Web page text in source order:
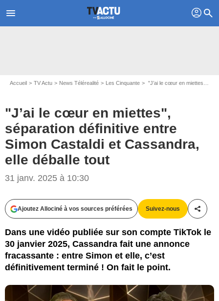
menu profil search
Accueil TV Actu News Télérealité Les Cinquante "J’ai le cœur en miettes", séparation définitive entre Simon Castaldi et Cassandra, elle déballe tout
"J’ai le cœur en miettes",
séparation définitive entre
Simon Castaldi et Cassandra,
elle déballe tout
31 janv. 2025 à 10:30
Ajoutez Allociné à vos sources préférées Suivez-nous
Dans une vidéo publiée sur son compte TikTok le
30 janvier 2025, Cassandra fait une annonce
fracassante : entre Simon et elle, c’est
définitivement terminé ! On fait le point.